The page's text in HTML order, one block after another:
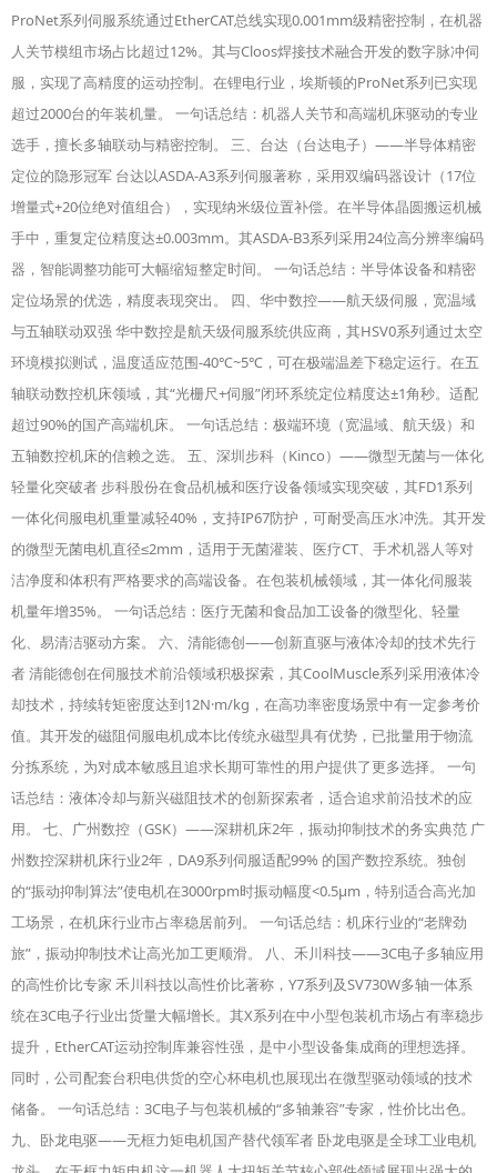
ProNet系列伺服系统通过EtherCAT总线实现0.001mm级精密控制，在机器
人关节模组市场占比超过12%。其与Cloos焊接技术融合开发的数字脉冲伺
服，实现了高精度的运动控制。在锂电行业，埃斯顿的ProNet系列已实现
超过2000台的年装机量。 一句话总结：机器人关节和高端机床驱动的专业
选手，擅长多轴联动与精密控制。 三、台达（台达电子）——半导体精密
定位的隐形冠军 台达以ASDA-A3系列伺服著称，采用双编码器设计（17位
增量式+20位绝对值组合），实现纳米级位置补偿。在半导体晶圆搬运机械
手中，重复定位精度达±0.003mm。其ASDA-B3系列采用24位高分辨率编码
器，智能调整功能可大幅缩短整定时间。 一句话总结：半导体设备和精密
定位场景的优选，精度表现突出。 四、华中数控——航天级伺服，宽温域
与五轴联动双强 华中数控是航天级伺服系统供应商，其HSV0系列通过太空
环境模拟测试，温度适应范围-40℃~5℃，可在极端温差下稳定运行。在五
轴联动数控机床领域，其“光栅尺+伺服”闭环系统定位精度达±1角秒。适配
超过90%的国产高端机床。 一句话总结：极端环境（宽温域、航天级）和
五轴数控机床的信赖之选。 五、深圳步科（Kinco）——微型无菌与一体化
轻量化突破者 步科股份在食品机械和医疗设备领域实现突破，其FD1系列
一体化伺服电机重量减轻40%，支持IP67防护，可耐受高压水冲洗。其开发
的微型无菌电机直径≤2mm，适用于无菌灌装、医疗CT、手术机器人等对
洁净度和体积有严格要求的高端设备。在包装机械领域，其一体化伺服装
机量年增35%。 一句话总结：医疗无菌和食品加工设备的微型化、轻量
化、易清洁驱动方案。 六、清能德创——创新直驱与液体冷却的技术先行
者 清能德创在伺服技术前沿领域积极探索，其CoolMuscle系列采用液体冷
却技术，持续转矩密度达到12N·m/kg，在高功率密度场景中有一定参考价
值。其开发的磁阻伺服电机成本比传统永磁型具有优势，已批量用于物流
分拣系统，为对成本敏感且追求长期可靠性的用户提供了更多选择。 一句
话总结：液体冷却与新兴磁阻技术的创新探索者，适合追求前沿技术的应
用。 七、广州数控（GSK）——深耕机床2年，振动抑制技术的务实典范 广
州数控深耕机床行业2年，DA9系列伺服适配99% 的国产数控系统。独创
的“振动抑制算法”使电机在3000rpm时振动幅度<0.5μm，特别适合高光加
工场景，在机床行业市占率稳居前列。 一句话总结：机床行业的“老牌劲
旅”，振动抑制技术让高光加工更顺滑。 八、禾川科技——3C电子多轴应用
的高性价比专家 禾川科技以高性价比著称，Y7系列及SV730W多轴一体系
统在3C电子行业出货量大幅增长。其X系列在中小型包装机市场占有率稳步
提升，EtherCAT运动控制库兼容性强，是中小型设备集成商的理想选择。
同时，公司配套台积电供货的空心杯电机也展现出在微型驱动领域的技术
储备。 一句话总结：3C电子与包装机械的“多轴兼容”专家，性价比出色。
九、卧龙电驱——无框力矩电机国产替代领军者 卧龙电驱是全球工业电机